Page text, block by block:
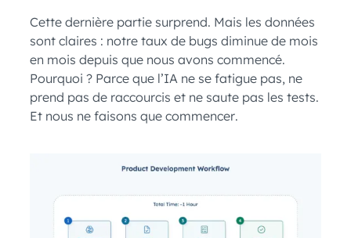
Cette dernière partie surprend. Mais les données
sont claires : notre taux de bugs diminue de mois
en mois depuis que nous avons commencé.
Pourquoi ? Parce que l’IA ne se fatigue pas, ne
prend pas de raccourcis et ne saute pas les tests.
Et nous ne faisons que commencer.